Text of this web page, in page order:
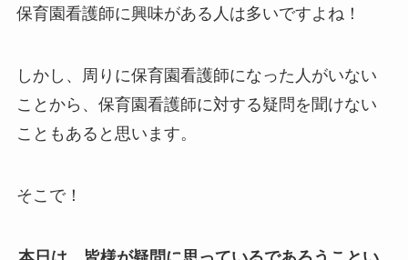
保育園看護師に興味がある人は多いですよね！
しかし、周りに保育園看護師になった人がいない
ことから、保育園看護師に対する疑問を聞けない
こともあると思います。
そこで！